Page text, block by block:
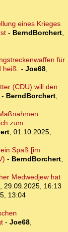
eines Krieges
- BerndBorchert
für
- Joe68
(CDU) will den
- BerndBorchert
zum
01.10.2025,
Spaß [im
- BerndBorchert
Medwedjew hat
29.09.2025, 16:13
13:04
- Joe68